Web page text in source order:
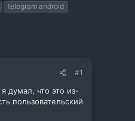
telegram android
#1
думал, что это из-
пользовательский